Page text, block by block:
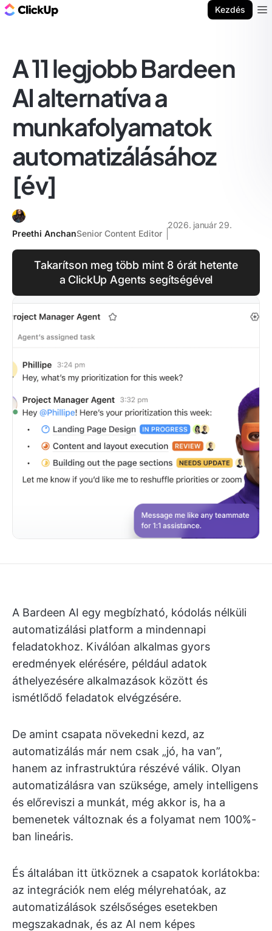
Kezdés
A 11 legjobb Bardeen
AI alternatíva a
munkafolyamatok
automatizálásához
[év]
Preethi AnchanSenior Content Editor
2026. január 29.
Takarítson meg több mint 8 órát hetente
a ClickUp Agents segítségével
A Bardeen AI egy megbízható, kódolás nélküli
automatizálási platform a mindennapi
feladatokhoz. Kiválóan alkalmas gyors
eredmények elérésére, például adatok
áthelyezésére alkalmazások között és
ismétlődő feladatok elvégzésére.
De amint csapata növekedni kezd, az
automatizálás már nem csak „jó, ha van”,
hanem az infrastruktúra részévé válik. Olyan
automatizálásra van szüksége, amely intelligens
és előreviszi a munkát, még akkor is, ha a
bemenetek változnak és a folyamat nem 100%-
ban lineáris.
És általában itt ütköznek a csapatok korlátokba:
az integrációk nem elég mélyrehatóak, az
automatizálások szélsőséges esetekben
megszakadnak, és az AI nem képes